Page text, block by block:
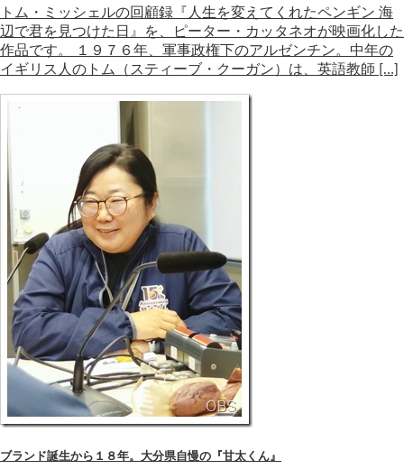
トム・ミッシェルの回顧録『人生を変えてくれたペンギン 海
辺で君を見つけた日』を、ピーター・カッタネオが映画化した
作品です。 １９７６年、軍事政権下のアルゼンチン。中年の
イギリス人のトム（スティーブ・クーガン）は、英語教師 […]
ブランド誕生から１８年。大分県自慢の『甘太くん』